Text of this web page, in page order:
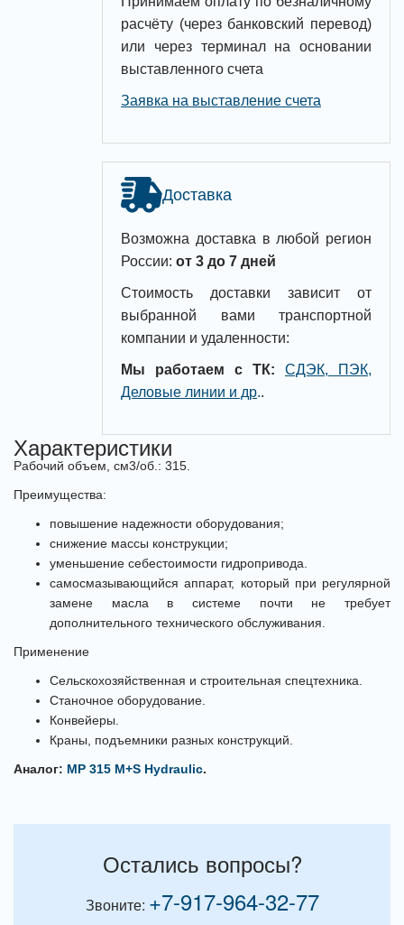
расчёту (через банковский перевод)
или через терминал на основании
выставленного счета
Заявка на выставление счета
Доставка
Возможна доставка в любой регион
России: от 3 до 7 дней
Стоимость доставки зависит от
выбранной вами транспортной
компании и удаленности:
Мы работаем с ТК:
СДЭК, ПЭК,
Деловые линии и др..
Характеристики
Рабочий объем, см3/об.: 315.
Преимущества:
повышение надежности оборудования;
снижение массы конструкции;
уменьшение себестоимости гидропривода.
самосмазывающийся аппарат, который при регулярной
замене масла в системе почти не требует
дополнительного технического обслуживания.
Применение
Сельскохозяйственная и строительная спецтехника.
Станочное оборудование.
Конвейеры.
Краны, подъемники разных конструкций.
Аналог: MP 315 M+S Hydraulic.
Остались вопросы?
Звоните: +7-917-964-32-77